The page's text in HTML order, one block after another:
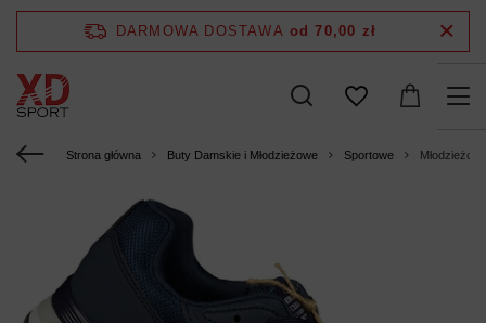
DARMOWA DOSTAWA od 70,00 zł
Strona główna Buty Damskie i Młodzieżowe Sportowe